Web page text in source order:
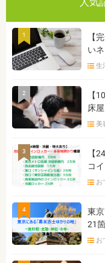
1
【
い
生
2
【
床
美
3
【
コ
お
4
東
21
お